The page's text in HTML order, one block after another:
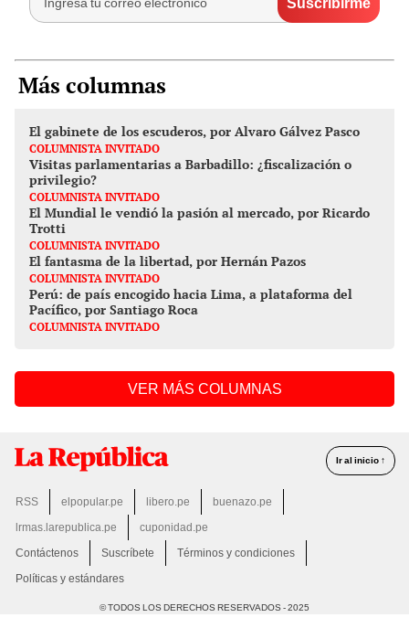
Más columnas
El gabinete de los escuderos, por Alvaro Gálvez Pasco
COLUMNISTA INVITADO
Visitas parlamentarias a Barbadillo: ¿fiscalización o
privilegio?
COLUMNISTA INVITADO
El Mundial le vendió la pasión al mercado, por Ricardo
Trotti
COLUMNISTA INVITADO
El fantasma de la libertad, por Hernán Pazos
COLUMNISTA INVITADO
Perú: de país encogido hacia Lima, a plataforma del
Pacífico, por Santiago Roca
COLUMNISTA INVITADO
VER MÁS COLUMNAS
Ir al inicio ↑
RSS elpopular.pe libero.pe
buenazo.pe
lrmas.larepublica.pe
cuponidad.pe
Contáctenos
Suscríbete
Términos y condiciones
Políticas y estándares
© TODOS LOS DERECHOS RESERVADOS - 2025